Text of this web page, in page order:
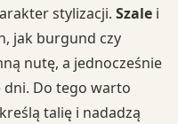
stylizacji. Szale i
jak burgund czy
nutę, a jednocześnie
dni. Do tego warto
talię i nadadzą